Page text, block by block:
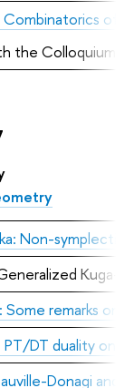
Combinatorics of
the Colloquium
Non-symplectic
Kuga-
Some remarks on
PT/DT duality on
Donagi and